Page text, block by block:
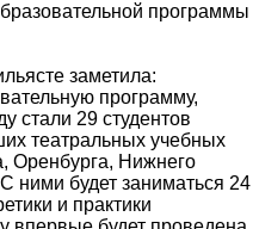
программы
заметила:
программу,
стали 29 студентов
театральных учебных
Оренбурга, Нижнего
ними будет заниматься 24
и практики